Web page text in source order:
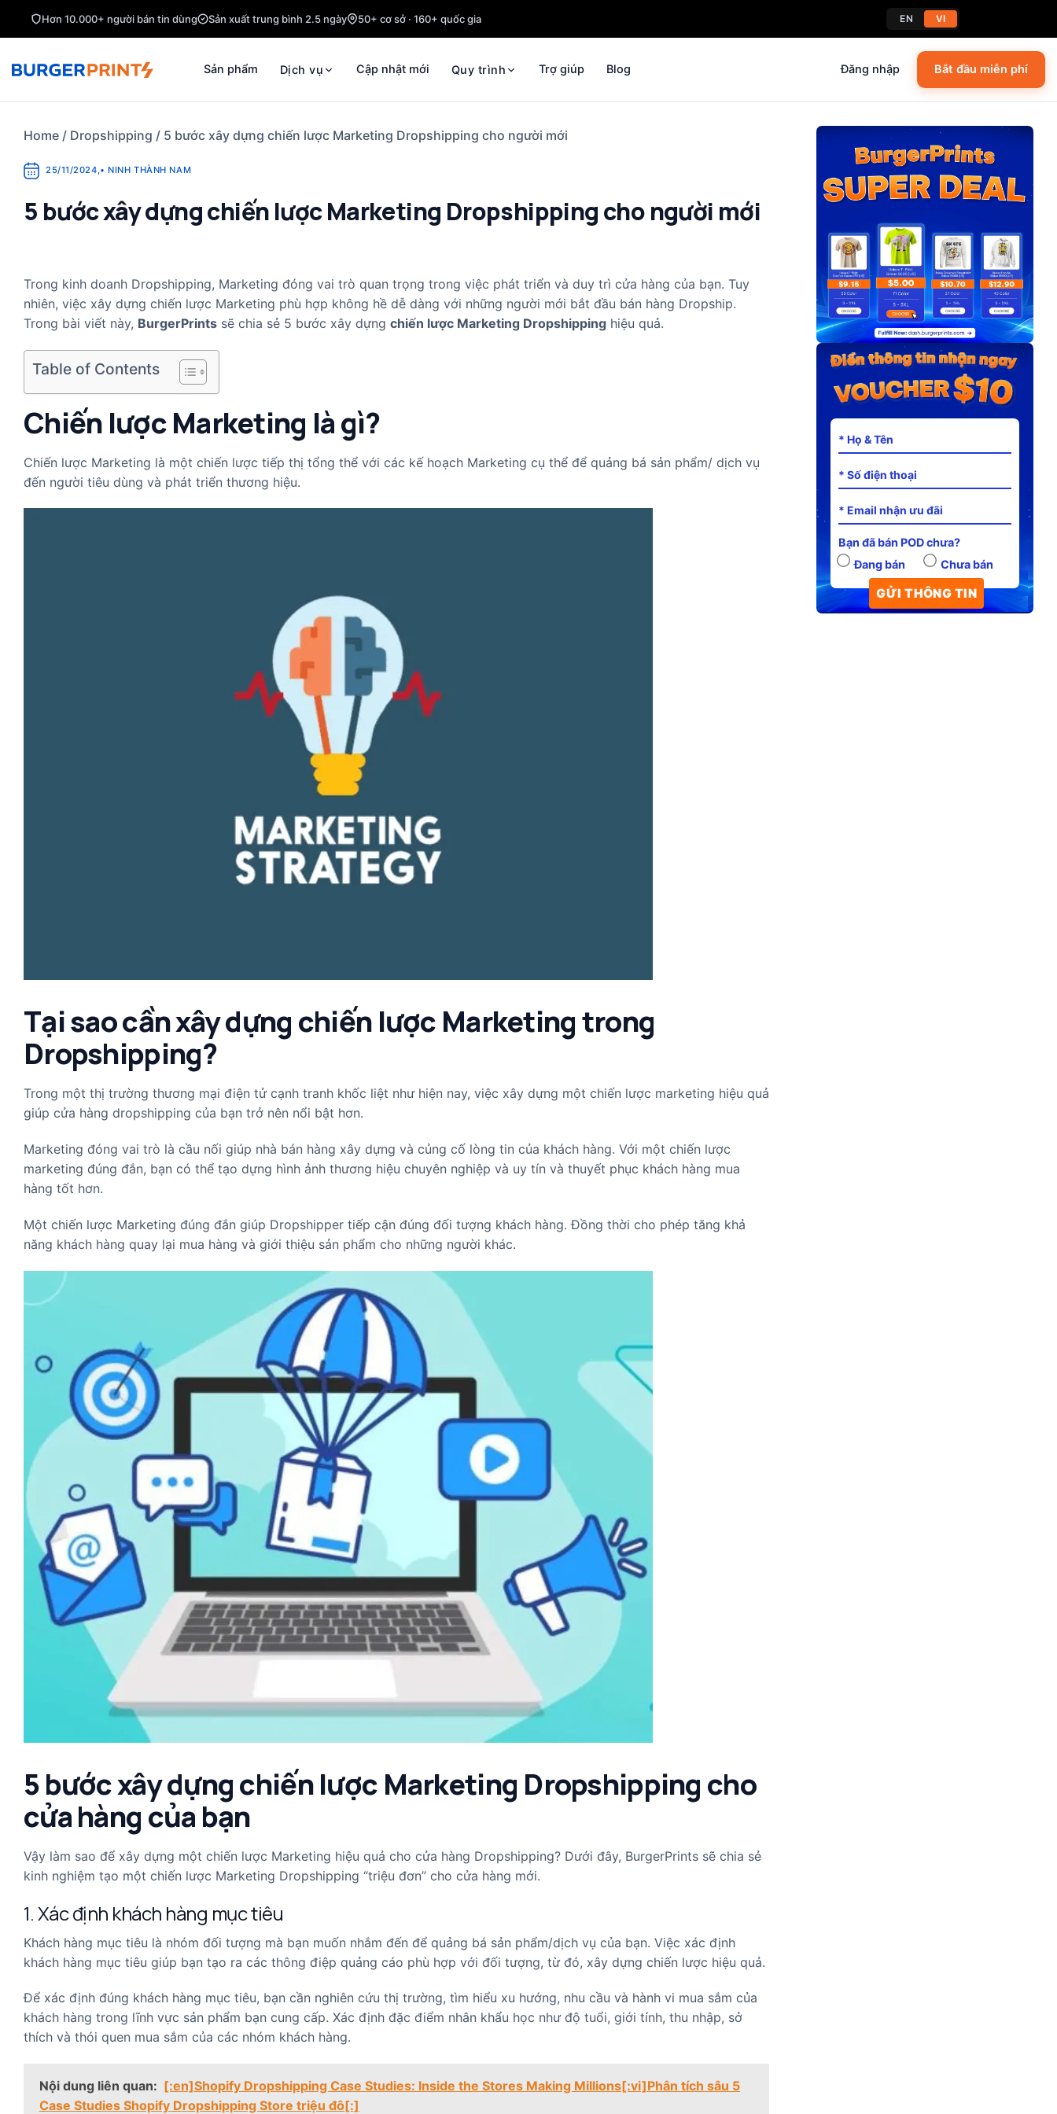
Hơn 10.000+ người bán tin dùng Sản xuất trung bình 2.5 ngày 50+ cơ sở · 160+ quốc gia EN VI
Sản phẩm Dịch vụ Cập nhật mới Quy trình Trợ giúp Blog Đăng nhập Bắt đầu miễn phí
Home / Dropshipping / 5 bước xây dựng chiến lược Marketing Dropshipping cho người mới
25/11/2024,• NINH THÀNH NAM
5 bước xây dựng chiến lược Marketing Dropshipping cho người mới
Trong kinh doanh Dropshipping, Marketing đóng vai trò quan trọng trong việc phát triển và duy trì cửa hàng của bạn. Tuy
nhiên, việc xây dựng chiến lược Marketing phù hợp không hề dễ dàng với những người mới bắt đầu bán hàng Dropship.
Trong bài viết này, BurgerPrints sẽ chia sẻ 5 bước xây dựng chiến lược Marketing Dropshipping hiệu quả.
Table of Contents
Chiến lược Marketing là gì?
Chiến lược Marketing là một chiến lược tiếp thị tổng thể với các kế hoạch Marketing cụ thể để quảng bá sản phẩm/ dịch vụ
đến người tiêu dùng và phát triển thương hiệu.
Tại sao cần xây dựng chiến lược Marketing trong
Dropshipping?
Trong một thị trường thương mại điện tử cạnh tranh khốc liệt như hiện nay, việc xây dựng một chiến lược marketing hiệu quả
giúp cửa hàng dropshipping của bạn trở nên nổi bật hơn.
Marketing đóng vai trò là cầu nối giúp nhà bán hàng xây dựng và củng cố lòng tin của khách hàng. Với một chiến lược
marketing đúng đắn, bạn có thể tạo dựng hình ảnh thương hiệu chuyên nghiệp và uy tín và thuyết phục khách hàng mua
hàng tốt hơn.
Một chiến lược Marketing đúng đắn giúp Dropshipper tiếp cận đúng đối tượng khách hàng. Đồng thời cho phép tăng khả
năng khách hàng quay lại mua hàng và giới thiệu sản phẩm cho những người khác.
5 bước xây dựng chiến lược Marketing Dropshipping cho
cửa hàng của bạn
Vậy làm sao để xây dựng một chiến lược Marketing hiệu quả cho cửa hàng Dropshipping? Dưới đây, BurgerPrints sẽ chia sẻ
kinh nghiệm tạo một chiến lược Marketing Dropshipping “triệu đơn” cho cửa hàng mới.
1. Xác định khách hàng mục tiêu
Khách hàng mục tiêu là nhóm đối tượng mà bạn muốn nhắm đến để quảng bá sản phẩm/dịch vụ của bạn. Việc xác định
khách hàng mục tiêu giúp bạn tạo ra các thông điệp quảng cáo phù hợp với đối tượng, từ đó, xây dựng chiến lược hiệu quả.
Để xác định đúng khách hàng mục tiêu, bạn cần nghiên cứu thị trường, tìm hiểu xu hướng, nhu cầu và hành vi mua sắm của
khách hàng trong lĩnh vực sản phẩm bạn cung cấp. Xác định đặc điểm nhân khẩu học như độ tuổi, giới tính, thu nhập, sở
thích và thói quen mua sắm của các nhóm khách hàng.
Nội dung liên quan: [:en]Shopify Dropshipping Case Studies: Inside the Stores Making Millions[:vi]Phân tích sâu 5
Case Studies Shopify Dropshipping Store triệu đô[:]
Bạn đã bán POD chưa?
Đang bán
Chưa bán